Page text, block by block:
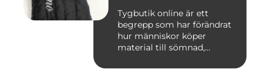
Tygbutik online är ett
begrepp som har förändrat
hur människor köper
material till sömnad,